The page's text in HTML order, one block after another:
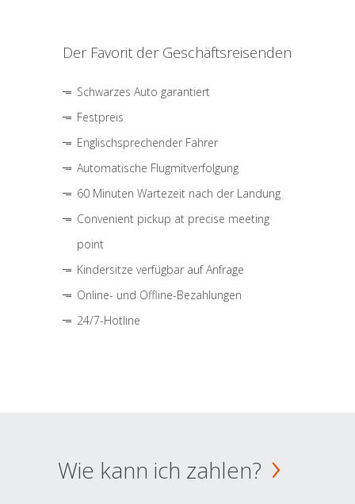
Der Favorit der Geschäftsreisenden
Schwarzes Auto garantiert
Festpreis
Englischsprechender Fahrer
Automatische Flugmitverfolgung
60 Minuten Wartezeit nach der Landung
Convenient pickup at precise meeting
point
Kindersitze verfügbar auf Anfrage
Online- und Offline-Bezahlungen
24/7-Hotline
Wie kann ich zahlen?